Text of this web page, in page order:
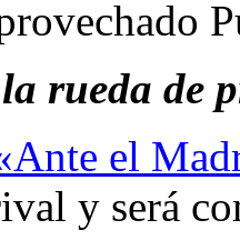
rueda de
el
y será